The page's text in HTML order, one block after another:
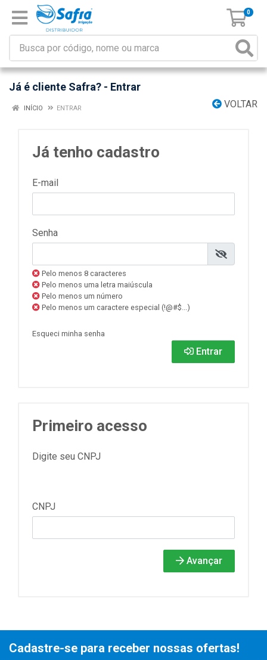
0
Já é cliente Safra? - Entrar
VOLTAR
INÍCIO ENTRAR
Já tenho cadastro
E-mail
Senha
Pelo menos 8 caracteres
Pelo menos uma letra maiúscula
Pelo menos um número
Pelo menos um caractere especial (!@#$...)
Esqueci minha senha
Entrar
Primeiro acesso
Digite seu CNPJ
CNPJ
Avançar
Cadastre-se para receber nossas ofertas!